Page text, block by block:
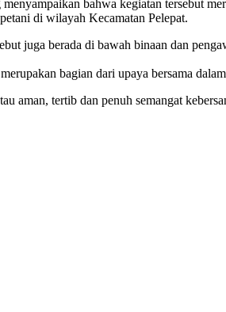
bahwa kegiatan tersebut
di wilayah Kecamatan Pelepat.
juga berada di bawah binaan dan
bagian dari upaya bersama
aman, tertib dan penuh semangat